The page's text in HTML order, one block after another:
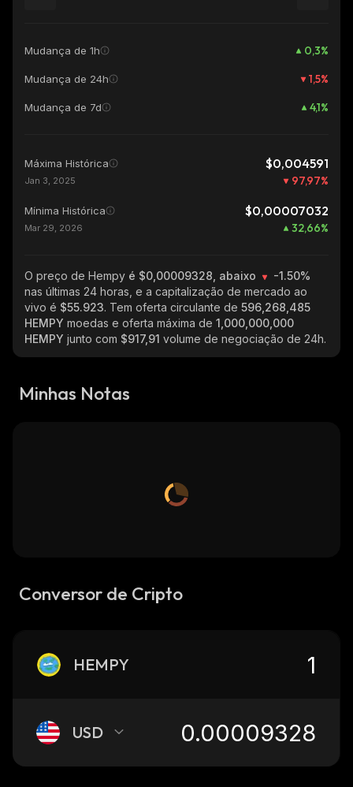
Mudança de 1h 0,3%
Mudança de 24h 1,5%
Mudança de 7d 4,1%
Máxima Histórica $0,004591
Jan 3, 2025 97,97%
Mínima Histórica $0,00007032
Mar 29, 2026 32,66%
O preço de Hempy é $0,00009328, abaixo
-1.50%
nas últimas 24 horas, e a capitalização de mercado ao
vivo é $55.923. Tem oferta circulante de 596,268,485
HEMPY moedas e oferta máxima de 1,000,000,000
HEMPY junto com $917,91 volume de negociação de 24h.
Minhas Notas
Conversor de Cripto
HEMPY
USD